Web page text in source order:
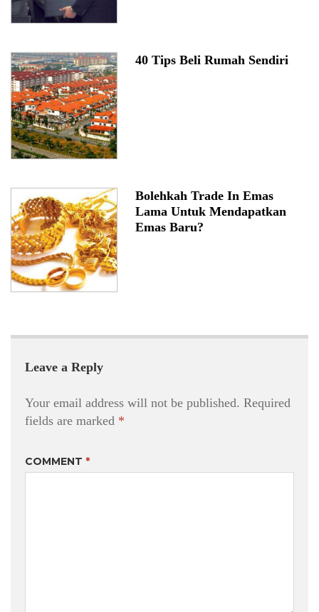
40 Tips Beli Rumah Sendiri
Bolehkah Trade In Emas
Lama Untuk Mendapatkan
Emas Baru?
Leave a Reply
Your email address will not be published. Required
fields are marked *
COMMENT *